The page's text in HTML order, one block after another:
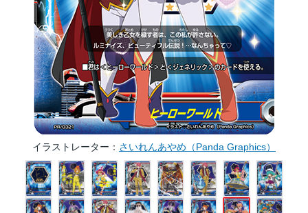
イラストレーター さいれんあやめ（Panda Graphics）